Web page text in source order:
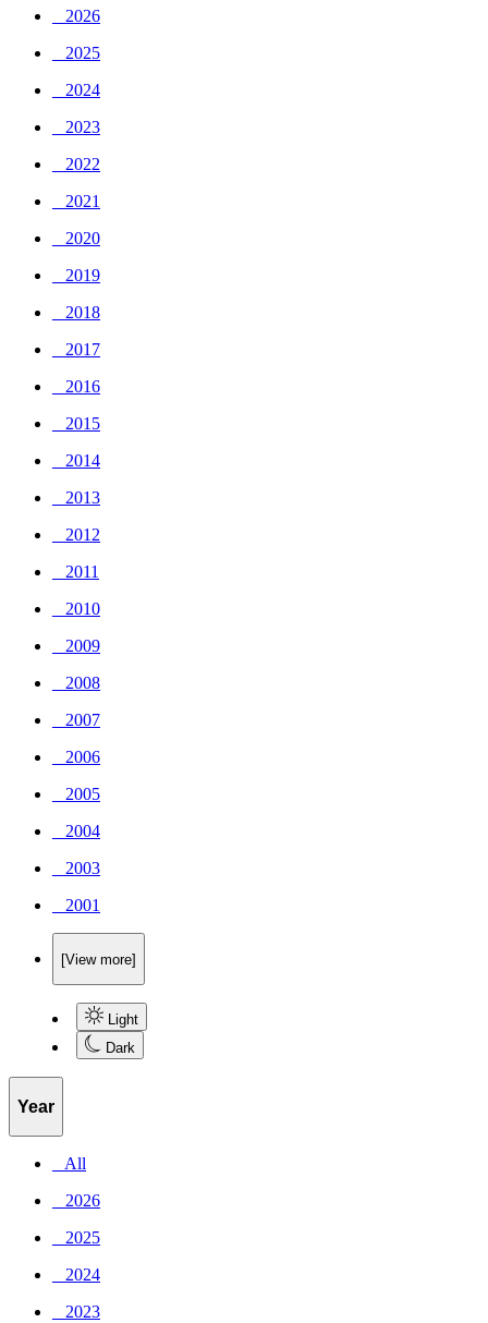
_ 2026
_ 2025
_ 2024
_ 2023
_ 2022
_ 2021
_ 2020
_ 2019
_ 2018
_ 2017
_ 2016
_ 2015
_ 2014
_ 2013
_ 2012
_ 2011
_ 2010
_ 2009
_ 2008
_ 2007
_ 2006
_ 2005
_ 2004
_ 2003
_ 2001
[View more]
Light
Dark
Year
_ All
_ 2026
_ 2025
_ 2024
_ 2023